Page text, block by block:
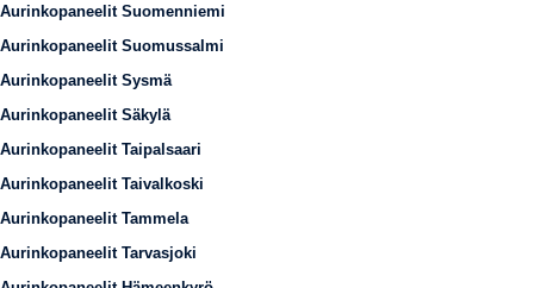
Aurinkopaneelit Suomenniemi
Aurinkopaneelit Suomussalmi
Aurinkopaneelit Sysmä
Aurinkopaneelit Säkylä
Aurinkopaneelit Taipalsaari
Aurinkopaneelit Taivalkoski
Aurinkopaneelit Tammela
Aurinkopaneelit Tarvasjoki